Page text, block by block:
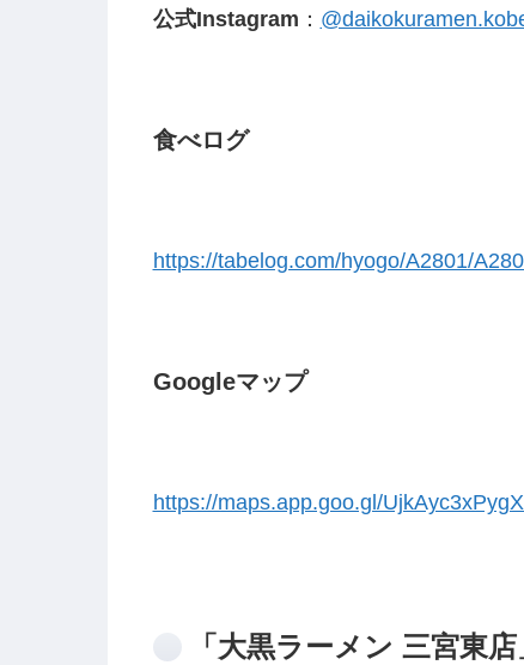
公式Instagram ：
食べログ
https://tabelog.com/hyogo/A2801/
Googleマップ
https://maps.app.goo.gl/
「大黒ラーメン 三宮東